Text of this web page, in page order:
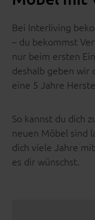
Bei Interliving
– du bekommst
nur beim ersten
deshalb geben wir
eine 5 Jahre
So kannst du dich
neuen Möbel sind
dich viele Jahre
es dir wünschst.